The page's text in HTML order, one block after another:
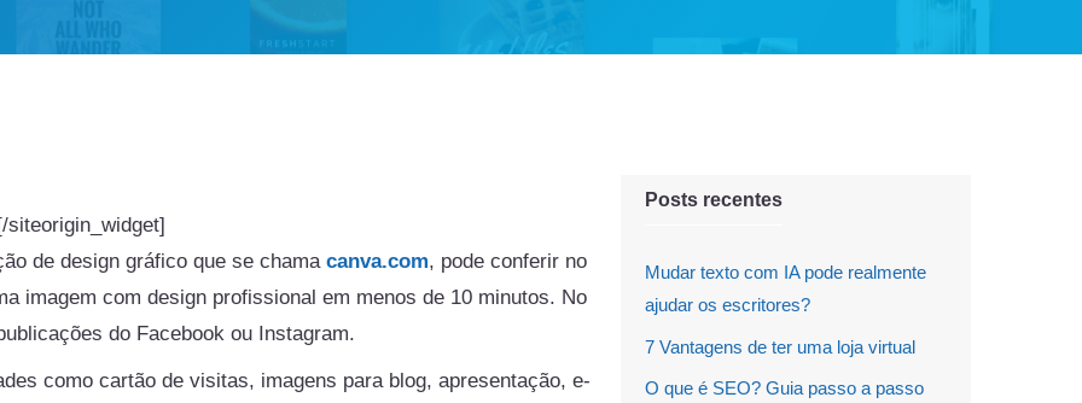
siteorigin_widget]
de design gráfico que se chama canva.com, pode conferir no
imagem com design profissional em menos de 10 minutos. No
do Facebook ou Instagram.
como cartão de visitas, imagens para blog, apresentação, e-
Posts recentes
Mudar texto com IA pode realmente
ajudar os escritores?
7 Vantagens de ter uma loja virtual
O que é SEO? Guia passo a passo